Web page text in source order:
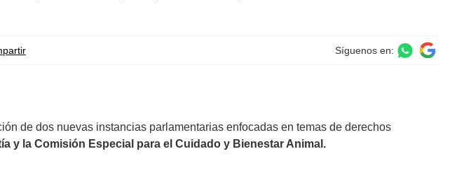
Síguenos en:
de dos nuevas instancias parlamentarias enfocadas en temas de derechos
y la Comisión Especial para el Cuidado y Bienestar Animal.